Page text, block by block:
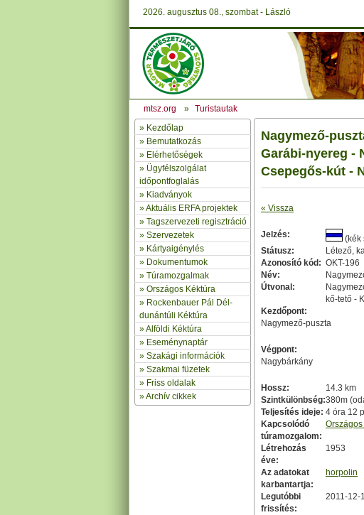
2026. augusztus 08., szombat - László
mtsz.org » Turistautak
» Kezdőlap
» Bemutatkozás
» Elérhetőségek
» Ügyfélszolgálat
időpontfoglalás
» Kiadványok
»Aktuális ERFA projektek
» Tagszervezeti regisztráció
» Szervezetek
» Kártyaigénylés
» Dokumentumok
» Túramozgalmak
» Országos Kéktúra
» Rockenbauer Pál Dél-
dunántúli Kéktúra
»Alföldi Kéktúra
» Eseménynaptár
» Szakági információk
» Szakmai füzetek
» Friss oldalak
»Archív cikkek
Nagymező-
Garábi-nyereg -
Csepegős-kút -
« Vissza
Jelzés:
(kék
Státusz:
Létező,
Azonosító kód: OKT-196
Név:
Útvonal:
kő-tető -
Kezdőpont:
Nagymező-puszta
Végpont:
Nagybárkány
Hossz:
14.3 km
Szintkülönbség:380m
Teljesítés ideje: 4 óra 12
Kapcsolódó
túramozgalom:
Létrehozás
éve:
1953
Az adatokat
karbantartja:
horpolin
Legutóbbi
frissítés:
2011-12-